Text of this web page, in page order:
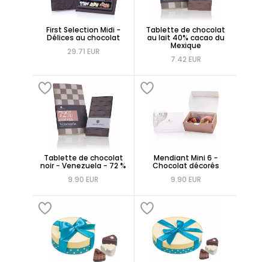
First Selection Midi -
Délices au chocolat
29.71 EUR
Tablette de chocolat
au lait 40% cacao du
Mexique
7.42 EUR
Tablette de chocolat
noir - Venezuela - 72 %
9.90 EUR
Mendiant Mini 6 -
Chocolat décorés
9.90 EUR